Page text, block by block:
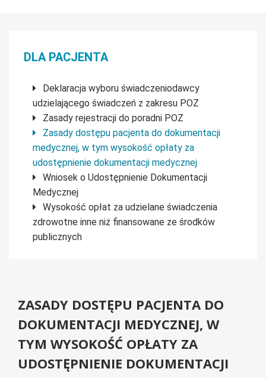
Menu boczne
DLA PACJENTA
Deklaracja wyboru świadczeniodawcy
udzielającego świadczeń z zakresu POZ
Zasady rejestracji do poradni POZ
Zasady dostępu pacjenta do dokumentacji
medycznej, w tym wysokość opłaty za
udostępnienie dokumentacji medycznej
Wniosek o Udostępnienie Dokumentacji
Medycznej
Wysokość opłat za udzielane świadczenia
zdrowotne inne niż finansowane ze środków
publicznych
ZASADY DOSTĘPU PACJENTA DO
DOKUMENTACJI MEDYCZNEJ, W
TYM WYSOKOŚĆ OPŁATY ZA
UDOSTĘPNIENIE DOKUMENTACJI